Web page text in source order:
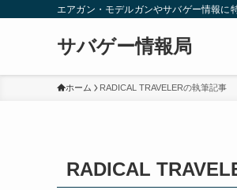
エアガン・モデルガンやサバゲー情報に
サバゲー情報局
ホーム RADICAL TRAVELERの執筆記事
RADICAL